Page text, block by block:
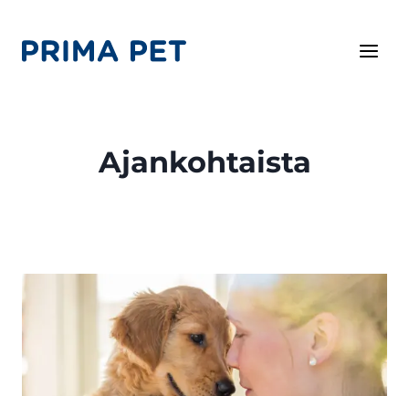
Ajankohtaista